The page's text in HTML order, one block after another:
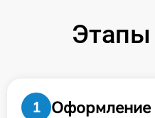
Этапы
1
Оформление